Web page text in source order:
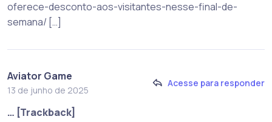
oferece-desconto-aos-visitantes-nesse-final-de-
semana/ […]
Aviator Game
13 de junho de 2025
Acesse para responder
… [Trackback]